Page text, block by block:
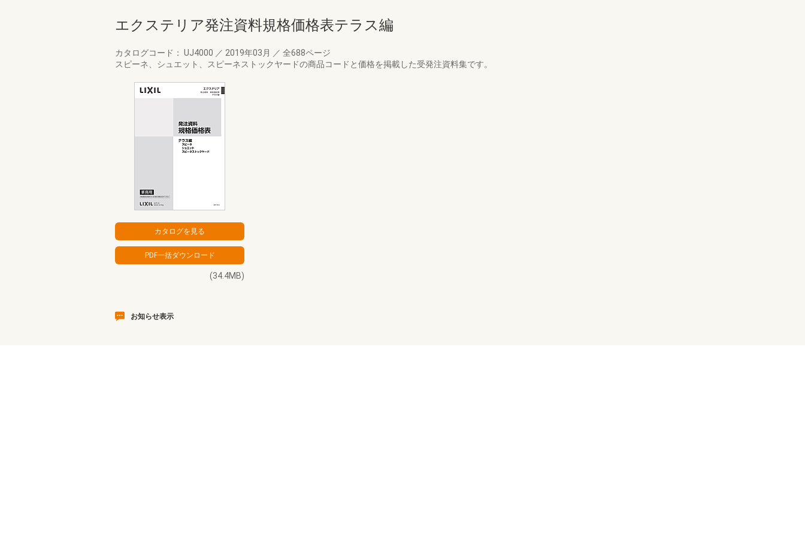
エクステリア発注資料規格価格表テラス編
カタログコード： UJ4000 ／ 2019年03月 ／ 全688ページ
スピーネ、シュエット、スピーネストックヤードの商品コードと価格を掲載した受発注資料集です。
(34.4MB)
お知らせ表示